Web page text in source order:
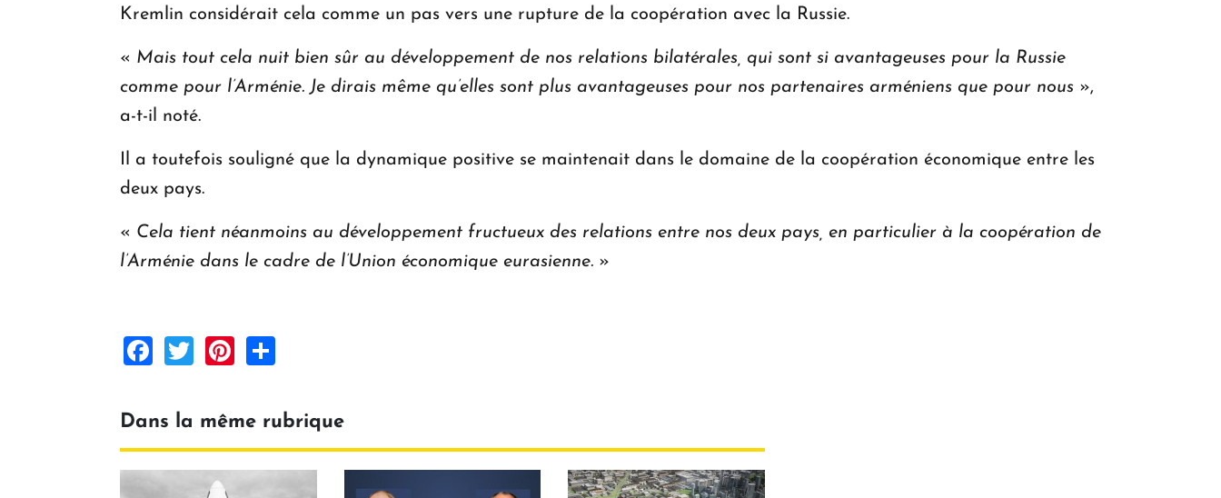
Kremlin considérait cela comme un pas vers une rupture de la coopération avec la Russie.
« Mais tout cela nuit bien sûr au développement de nos relations bilatérales, qui sont si avantageuses pour la Russie
comme pour l’Arménie. Je dirais même qu’elles sont plus avantageuses pour nos partenaires arméniens que pour nous »,
a-t-il noté.
Il a toutefois souligné que la dynamique positive se maintenait dans le domaine de la coopération économique entre les
deux pays.
« Cela tient néanmoins au développement fructueux des relations entre nos deux pays, en particulier à la coopération de
l’Arménie dans le cadre de l’Union économique eurasienne. »
Facebook
TwitterPinterest
Dans la même rubrique